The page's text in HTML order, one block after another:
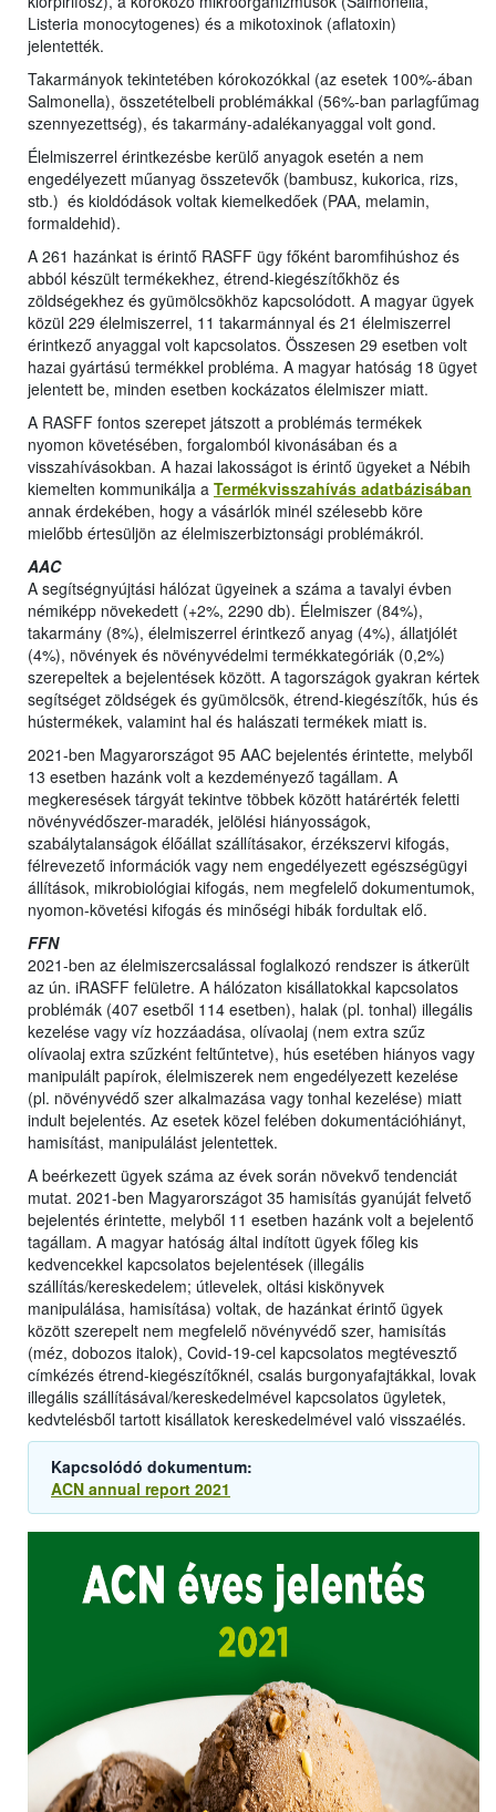
Listeria monocytogenes) és a mikotoxinok (aflatoxin)
jelentették.
Takarmányok tekintetében kórokozókkal (az esetek 100%-ában
Salmonella), összetételbeli problémákkal (56%-ban parlagfűmag
szennyezettség), és takarmány-adalékanyaggal volt gond.
Élelmiszerrel érintkezésbe kerülő anyagok esetén a nem
engedélyezett műanyag összetevők (bambusz, kukorica, rizs,
stb.) és kioldódások voltak kiemelkedőek (PAA, melamin,
formaldehid).
A 261 hazánkat is érintő RASFF ügy főként baromfihúshoz és
abból készült termékekhez, étrend-kiegészítőkhöz és
zöldségekhez és gyümölcsökhöz kapcsolódott. A magyar ügyek
közül 229 élelmiszerrel, 11 takarmánnyal és 21 élelmiszerrel
érintkező anyaggal volt kapcsolatos. Összesen 29 esetben volt
hazai gyártású termékkel probléma. A magyar hatóság 18 ügyet
jelentett be, minden esetben kockázatos élelmiszer miatt.
A RASFF fontos szerepet játszott a problémás termékek
nyomon követésében, forgalomból kivonásában és a
visszahívásokban. A hazai lakosságot is érintő ügyeket a Nébih
kiemelten kommunikálja a Termékvisszahívás adatbázisában
annak érdekében, hogy a vásárlók minél szélesebb köre
mielőbb értesüljön az élelmiszerbiztonsági problémákról.
AAC
A segítségnyújtási hálózat ügyeinek a száma a tavalyi évben
némiképp növekedett (+2%, 2290 db). Élelmiszer (84%),
takarmány (8%), élelmiszerrel érintkező anyag (4%), állatjólét
(4%), növények és növényvédelmi termékkategóriák (0,2%)
szerepeltek a bejelentések között. A tagországok gyakran kértek
segítséget zöldségek és gyümölcsök, étrend-kiegészítők, hús és
hústermékek, valamint hal és halászati termékek miatt is.
2021-ben Magyarországot 95 AAC bejelentés érintette, melyből
13 esetben hazánk volt a kezdeményező tagállam. A
megkeresések tárgyát tekintve többek között határérték feletti
növényvédőszer-maradék, jelölési hiányosságok,
szabálytalanságok élőállat szállításakor, érzékszervi kifogás,
félrevezető információk vagy nem engedélyezett egészségügyi
állítások, mikrobiológiai kifogás, nem megfelelő dokumentumok,
nyomon-követési kifogás és minőségi hibák fordultak elő.
FFN
2021-ben az élelmiszercsalással foglalkozó rendszer is átkerült
az ún. iRASFF felületre. A hálózaton kisállatokkal kapcsolatos
problémák (407 esetből 114 esetben), halak (pl. tonhal) illegális
kezelése vagy víz hozzáadása, olívaolaj (nem extra szűz
olívaolaj extra szűzként feltűntetve), hús esetében hiányos vagy
manipulált papírok, élelmiszerek nem engedélyezett kezelése
(pl. növényvédő szer alkalmazása vagy tonhal kezelése) miatt
indult bejelentés. Az esetek közel felében dokumentációhiányt,
hamisítást, manipulálást jelentettek.
A beérkezett ügyek száma az évek során növekvő tendenciát
mutat. 2021-ben Magyarországot 35 hamisítás gyanúját felvető
bejelentés érintette, melyből 11 esetben hazánk volt a bejelentő
tagállam. A magyar hatóság által indított ügyek főleg kis
kedvencekkel kapcsolatos bejelentések (illegális
szállítás/kereskedelem; útlevelek, oltási kiskönyvek
manipulálása, hamisítása) voltak, de hazánkat érintő ügyek
között szerepelt nem megfelelő növényvédő szer, hamisítás
(méz, dobozos italok), Covid-19-cel kapcsolatos megtévesztő
címkézés étrend-kiegészítőknél, csalás burgonyafajtákkal, lovak
illegális szállításával/kereskedelmével kapcsolatos ügyletek,
kedvtelésből tartott kisállatok kereskedelmével való visszaélés.
Kapcsolódó dokumentum:
ACN annual report 2021